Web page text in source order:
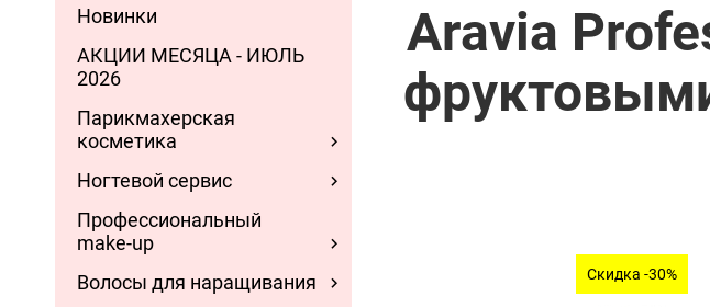
Новинки
АКЦИИ МЕСЯЦА - ИЮЛЬ
2026
Парикмахерская
косметика
Ногтевой сервис
Профессиональный
make-up
Волосы для наращивания
Aravia
Скидка -30%